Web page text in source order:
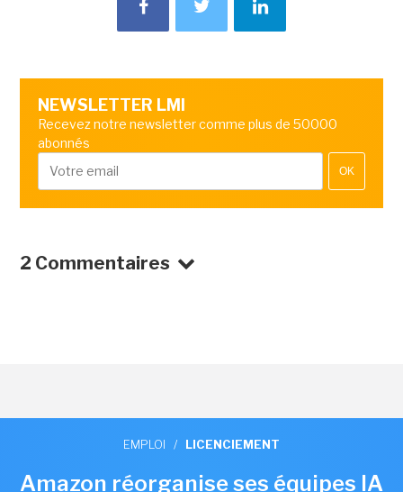
NEWSLETTER LMI
Recevez notre newsletter comme plus de 50000
abonnés
OK
2 Commentaires
EMPLOI / LICENCIEMENT
Amazon réorganise ses équipes IA